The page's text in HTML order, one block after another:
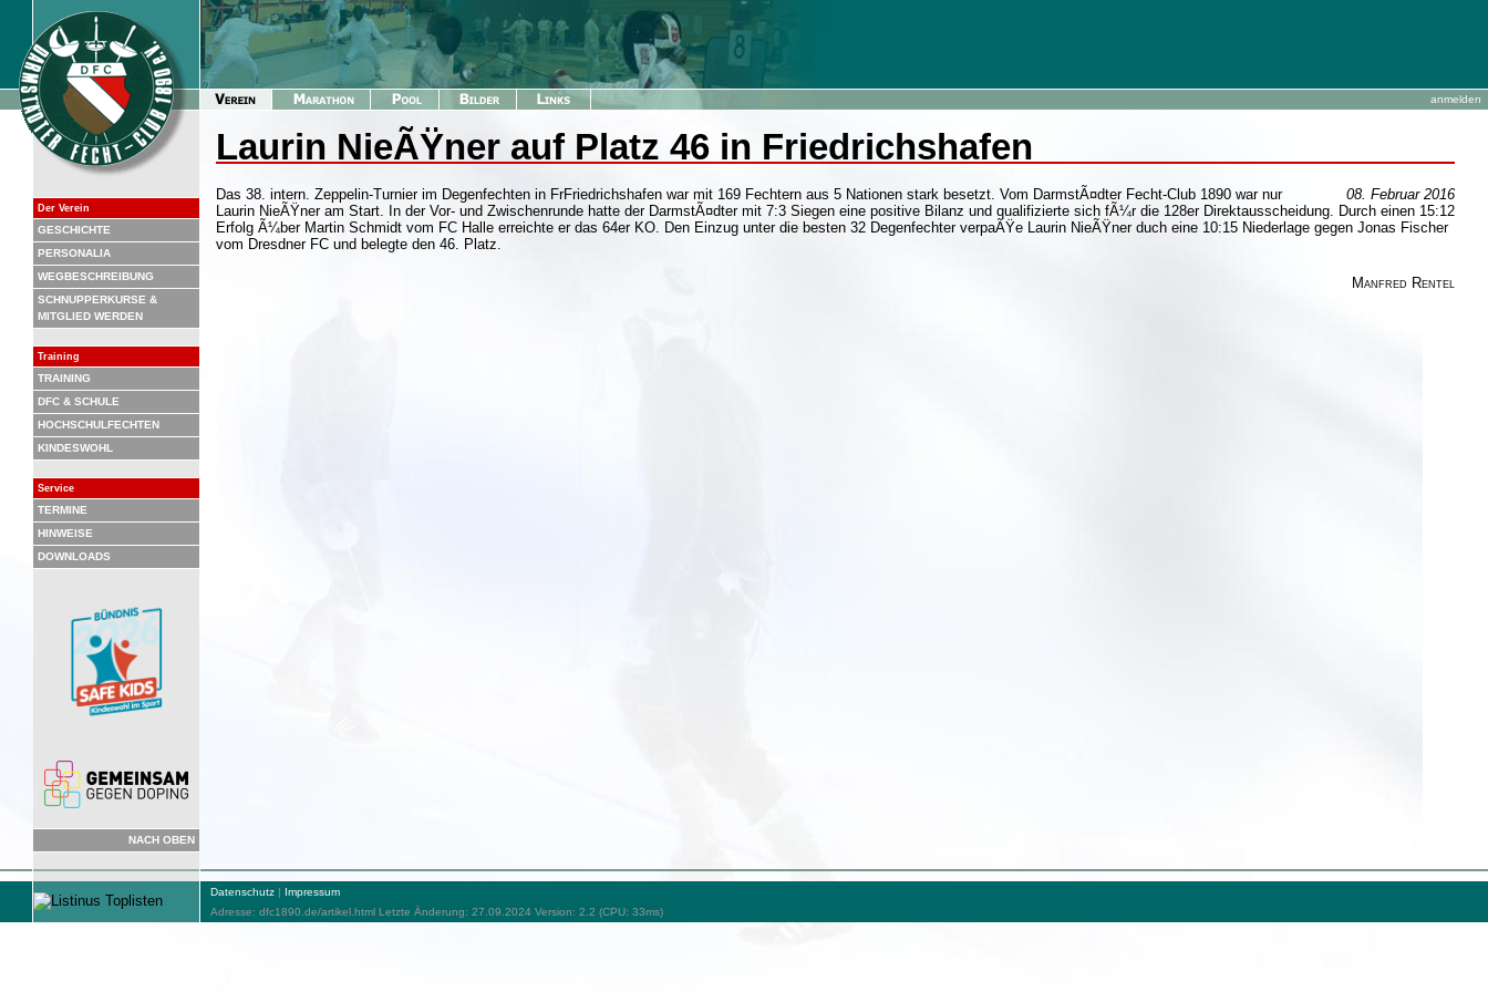
anmelden
Der Verein
GESCHICHTE
PERSONALIA
WEGBESCHREIBUNG
SCHNUPPERKURSE &
MITGLIED WERDEN
Training
TRAINING
DFC & SCHULE
HOCHSCHULFECHTEN
KINDESWOHL
Service
TERMINE
HINWEISE
DOWNLOADS
Laurin NieÃŸner auf Platz 46 in Friedrichshafen
08. Februar 2016
Das 38. intern. Zeppelin-Turnier im Degenfechten in FrFriedrichshafen war mit 169 Fechtern aus 5 Nationen stark besetzt. Vom DarmstÃ¤dter Fecht-Club 1890 war nur
Laurin NieÃŸner am Start. In der Vor- und Zwischenrunde hatte der DarmstÃ¤dter mit 7:3 Siegen eine positive Bilanz und qualifizierte sich fÃ¼r die 128er Direktausscheidung. Durch einen 15:12
Erfolg Ã¼ber Martin Schmidt vom FC Halle erreichte er das 64er KO. Den Einzug unter die besten 32 Degenfechter verpaÃŸe Laurin NieÃŸner duch eine 10:15 Niederlage gegen Jonas Fischer
vom Dresdner FC und belegte den 46. Platz.
Manfred Rentel
NACH OBEN
Datenschutz | Impressum
Adresse: dfc1890.de/artikel.html Letzte Änderung: 27.09.2024 Version: 2.2 (CPU: 33ms)